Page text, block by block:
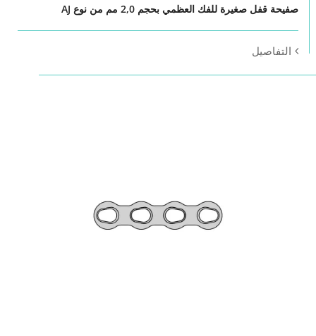
صفيحة قفل صغيرة للفك العظمي بحجم 2,0 مم من نوع AJ
التفاصيل